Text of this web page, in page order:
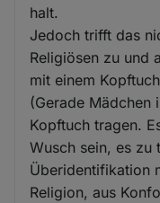
halt.
Jedoch trifft das
Religiösen zu und
mit einem
(Gerade Mädchen
Kopftuch tragen.
Wusch sein, es zu
Überidentifikation
Religion, aus